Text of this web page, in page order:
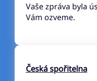
Vaše zpráva byla
Vám ozveme.
Česká spořitelna